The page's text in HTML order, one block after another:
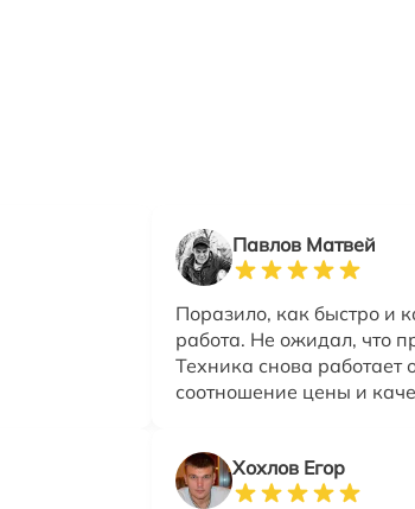
Павлов Матвей
Поразило, как быстро и
работа. Не ожидал, что
Техника снова работает
соотношение цены и
Хохлов Егор